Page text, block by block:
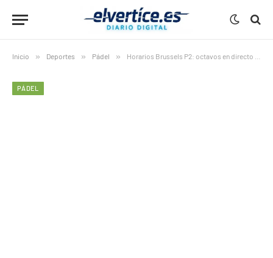
Inicio » Deportes » Pádel » Horarios Brussels P2: octavos en directo y dónde verlos
PÁDEL